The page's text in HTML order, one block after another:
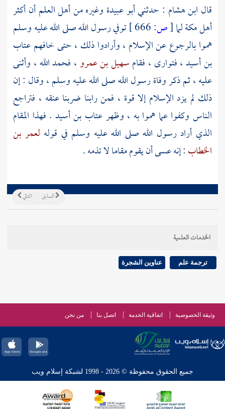
قال ابن هشام : حدثنيأبو عبيدة وغيره من أهل العلم أن أكثر
أهل مكةلما[ص:
توفي رسول الله صلى الله عليه وسلم
هموا بالرجوع عن الإسلام ، وأرادوا ذلك ، حتى خافهمعتاب
بن أسيد، فتوارى ، فقامسهيل بن عمرو، فحمد الله ، وأثنى
عليه ، ثم ذكر وفاة رسول الله صلى الله عليه وسلم ، وقال : إن
ذلك لم يزد الإسلام إلا قوة ، فمن رابنا ضربنا عنقه ، فتراجع
الناس وكفوا عما هموا به ، وظهرعتاب بن أسيد . فهذا المقام
الذي أراد رسول الله صلى الله عليه وسلم في قوله لعمر بن
الخطاب: إنه عسى أن يقوم مقاما لا تذمه .
التالي السابق
الخدمات العلمية
ترجمة علم عناوين الشجرة
وثيقة الخصوصية اتفاقية الخدمة اتصل بنا من نحن
جميع الحقوق محفوظة © 2026 - 1998 لشبكة إسلام ويب